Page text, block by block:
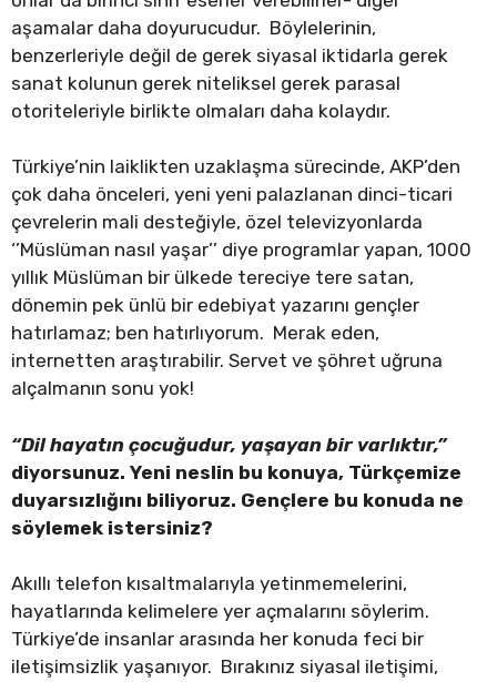
aşamalar daha doyurucudur. Böylelerinin,
benzerleriyle değil de gerek siyasal iktidarla gerek
sanat kolunun gerek niteliksel gerek parasal
otoriteleriyle birlikte olmaları daha kolaydır.
Türkiye’nin laiklikten uzaklaşma sürecinde, AKP’den
çok daha önceleri, yeni yeni palazlanan dinci-ticari
çevrelerin mali desteğiyle, özel televizyonlarda
‘’Müslüman nasıl yaşar’’ diye programlar yapan, 1000
yıllık Müslüman bir ülkede tereciye tere satan,
dönemin pek ünlü bir edebiyat yazarını gençler
hatırlamaz; ben hatırlıyorum. Merak eden,
internetten araştırabilir. Servet ve şöhret uğruna
alçalmanın sonu yok!
“Dil hayatın çocuğudur, yaşayan bir varlıktır,”
diyorsunuz. Yeni neslin bu konuya, Türkçemize
duyarsızlığını biliyoruz. Gençlere bu konuda ne
söylemek istersiniz?
Akıllı telefon kısaltmalarıyla yetinmemelerini,
hayatlarında kelimelere yer açmalarını söylerim.
Türkiye’de insanlar arasında her konuda feci bir
iletişimsizlik yaşanıyor. Bırakınız siyasal iletişimi,